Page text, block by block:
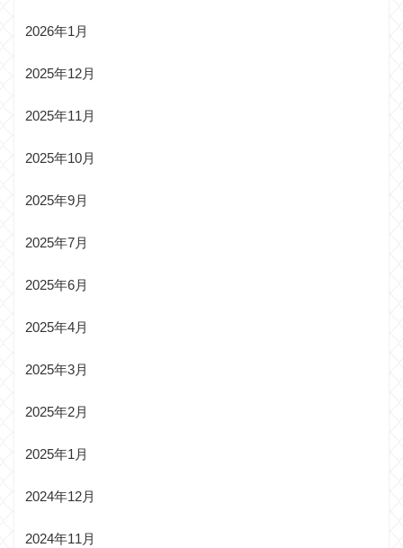
2026年1月
2025年12月
2025年11月
2025年10月
2025年9月
2025年7月
2025年6月
2025年4月
2025年3月
2025年2月
2025年1月
2024年12月
2024年11月